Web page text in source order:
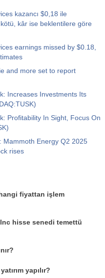
-17.2 K
Net Pozisyonlar
Önceki
kazancı $0,18 ile
kâr ise beklentilere göre
earnings missed by $0.18,
and more set to report
Increases Investments Its
Profitability In Sight, Focus On
Mammoth Energy Q2 2025
rises
fiyattan işlem
hisse senedi temettü
yapılır?